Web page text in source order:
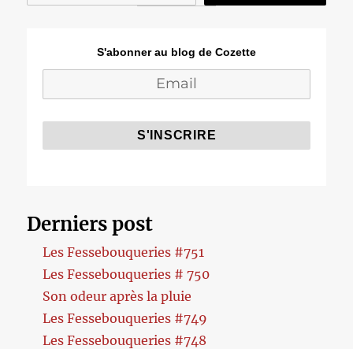
S'abonner au blog de Cozette
Derniers post
Les Fessebouqueries #751
Les Fessebouqueries # 750
Son odeur après la pluie
Les Fessebouqueries #749
Les Fessebouqueries #748